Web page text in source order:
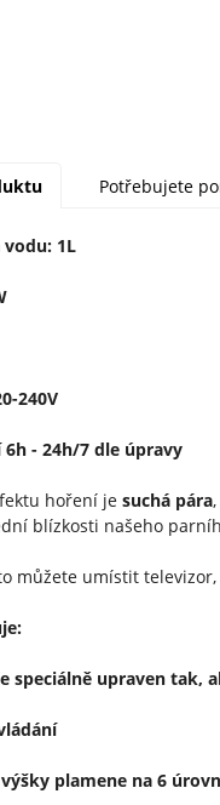
Potřebujete
1L
240V
6h - 24h/7 dle úpravy
hoření jesuchá pára
blízkosti našeho
můžete umístit
speciálně upraven tak,
plamene na 6